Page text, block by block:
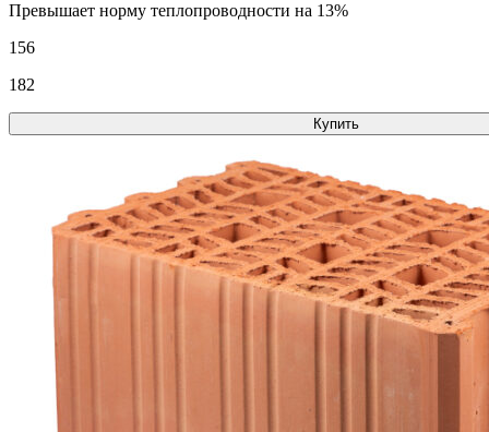
Превышает норму теплопроводности на 13%
156
182
Купить